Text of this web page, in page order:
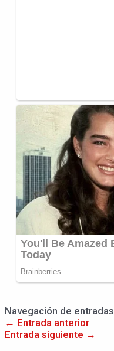
Navegación de entradas
← Entrada anterior
Entrada siguiente →